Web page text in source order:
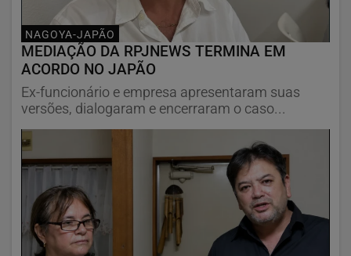
NAGOYA-JAPÃO
MEDIAÇÃO DA RPJNEWS TERMINA EM
ACORDO NO JAPÃO
Ex-funcionário e empresa apresentaram suas
versões, dialogaram e encerraram o caso...